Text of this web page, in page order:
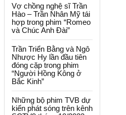
Vợ chồng nghệ sĩ Trần
Hào – Trần Nhân Mỹ tái
hợp trong phim “Romeo
và Chúc Anh Đài”
Trần Triển Bằng và Ngô
Nhược Hy lần đầu tiên
đóng cặp trong phim
“Người Hồng Kông ở
Bắc Kinh”
Những bộ phim TVB dự
kiến phát sóng trên kênh